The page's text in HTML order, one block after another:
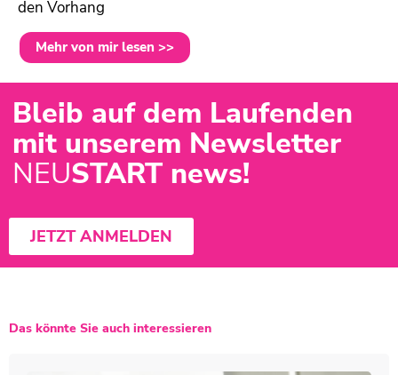
den Vorhang
Mehr von mir lesen >>
Bleib auf dem Laufenden
mit unserem Newsletter
NEUSTART news!
JETZT ANMELDEN
Das könnte Sie auch interessieren